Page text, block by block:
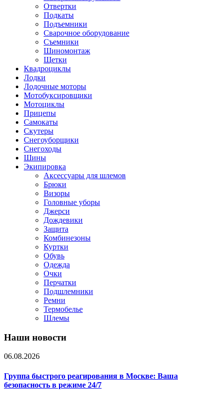
Отвертки
Подкаты
Подъемники
Сварочное оборудование
Съемники
Шиномонтаж
Щетки
Квадроциклы
Лодки
Лодочные моторы
Мотобуксировщики
Мотоциклы
Прицепы
Самокаты
Скутеры
Снегоуборщики
Снегоходы
Шины
Экипировка
Аксессуары для шлемов
Брюки
Визоры
Головные уборы
Джерси
Дождевики
Защита
Комбинезоны
Куртки
Обувь
Одежда
Очки
Перчатки
Подшлемники
Ремни
Термобелье
Шлемы
Наши новости
06.08.2026
Группа быстрого реагирования в Москве: Ваша
безопасность в режиме 24/7